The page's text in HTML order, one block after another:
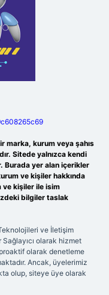
marka, kurum veya şahıs
Sitede yalnızca kendi
Burada yer alan içerikler
ve kişiler hakkında
ve kişiler ile isim
bilgiler taslak
ve İletişim
Sağlayıcı olarak hizmet
olarak denetleme
Ancak, üyelerimiz
olup, siteye üye olarak